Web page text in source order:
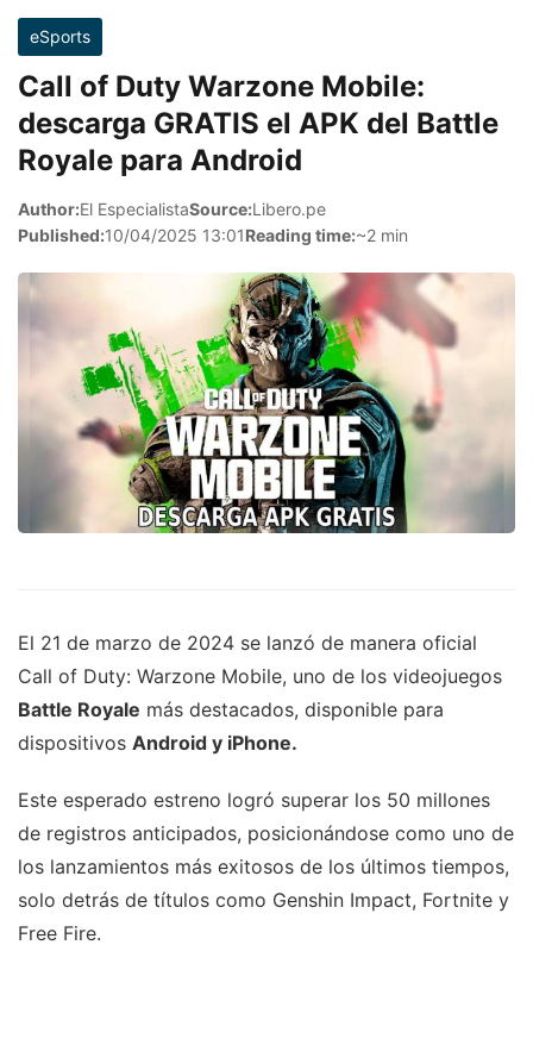
eSports
Call of Duty Warzone Mobile:
descarga GRATIS el APK del Battle
Royale para Android
Author:El EspecialistaSource:Libero.pe
Published:10/04/2025 13:01Reading time:~2 min
El 21 de marzo de 2024 se lanzó de manera oficial
Call of Duty: Warzone Mobile, uno de los videojuegos
Battle Royale más destacados, disponible para
dispositivos Android y iPhone.
Este esperado estreno logró superar los 50 millones
de registros anticipados, posicionándose como uno de
los lanzamientos más exitosos de los últimos tiempos,
solo detrás de títulos como Genshin Impact, Fortnite y
Free Fire.